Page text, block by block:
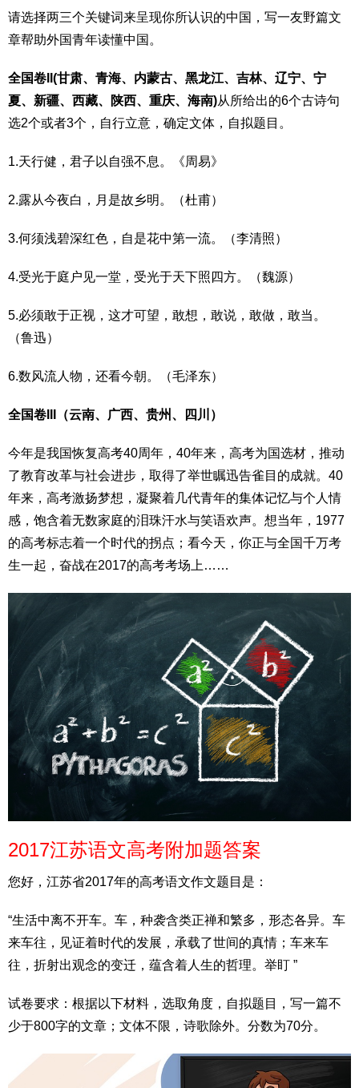
请选择两三个关键词来呈现你所认识的中国，写一友野篇文
章帮助外国青年读懂中国。
全国卷II(甘肃、青海、内蒙古、黑龙江、吉林、辽宁、宁
夏、新疆、西藏、陕西、重庆、海南)从所给出的6个古诗句
选2个或者3个，自行立意，确定文体，自拟题目。
1.天行健，君子以自强不息。《周易》
2.露从今夜白，月是故乡明。（杜甫）
3.何须浅碧深红色，自是花中第一流。（李清照）
4.受光于庭户见一堂，受光于天下照四方。（魏源）
5.必须敢于正视，这才可望，敢想，敢说，敢做，敢当。
（鲁迅）
6.数风流人物，还看今朝。（毛泽东）
全国卷III（云南、广西、贵州、四川）
今年是我国恢复高考40周年，40年来，高考为国选材，推动
了教育改革与社会进步，取得了举世瞩迅告雀目的成就。40
年来，高考激扬梦想，凝聚着几代青年的集体记忆与个人情
感，饱含着无数家庭的泪珠汗水与笑语欢声。想当年，1977
的高考标志着一个时代的拐点；看今天，你正与全国千万考
生一起，奋战在2017的高考考场上……
2017江苏语文高考附加题答案
您好，江苏省2017年的高考语文作文题目是：
“生活中离不开车。车，种袭含类正禅和繁多，形态各异。车
来车往，见证着时代的发展，承载了世间的真情；车来车
往，折射出观念的变迁，蕴含着人生的哲理。举盯 ”
试卷要求：根据以下材料，选取角度，自拟题目，写一篇不
少于800字的文章；文体不限，诗歌除外。分数为70分。